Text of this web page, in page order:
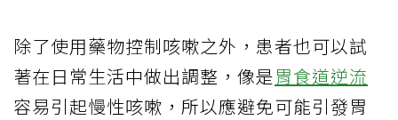
除了使用藥物控制咳嗽之外，患者也可以試
著在日常生活中做出調整，像是胃食道逆流
容易引起慢性咳嗽，所以應避免可能引發胃